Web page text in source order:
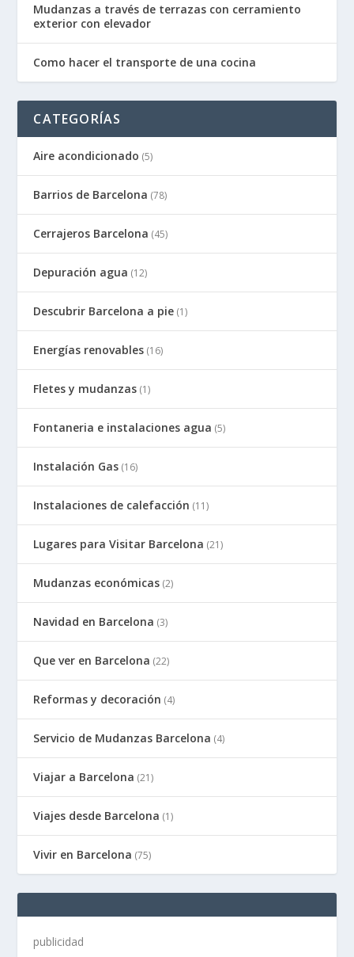
Mudanzas a través de terrazas con cerramiento
exterior con elevador
Como hacer el transporte de una cocina
CATEGORÍAS
Aire acondicionado (5)
Barrios de Barcelona (78)
Cerrajeros Barcelona (45)
Depuración agua (12)
Descubrir Barcelona a pie (1)
Energías renovables (16)
Fletes y mudanzas (1)
Fontaneria e instalaciones agua (5)
Instalación Gas (16)
Instalaciones de calefacción (11)
Lugares para Visitar Barcelona (21)
Mudanzas económicas (2)
Navidad en Barcelona (3)
Que ver en Barcelona (22)
Reformas y decoración (4)
Servicio de Mudanzas Barcelona (4)
Viajar a Barcelona (21)
Viajes desde Barcelona (1)
Vivir en Barcelona (75)
publicidad